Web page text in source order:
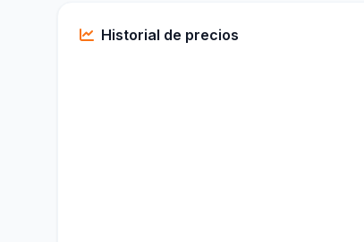
Historial de precios